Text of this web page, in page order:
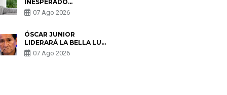
INESPERADO
PROBLEMA DE SALUD
ANTES DE SEPARARSE
ENCONTRARON UN
TUMOR”
07 Ago 2026
ÓSCAR JUNIOR
LIDERARÁ LA BELLA LUZ
TRAS SALIDA DE SU
PADRE POR POLÉMICA
07 Ago 2026